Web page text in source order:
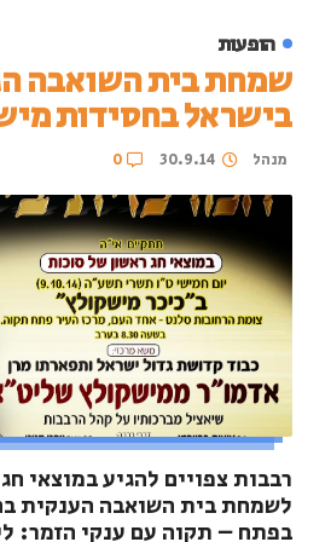
הופעות
שמחת בית השואבה
בישראל בחסידות
מנהל 30.9.14
0
רבבות צפויים להגיע במוצאי
לשמחת בית השואבה הענקית
בפתח – תקוה עם ענקי הזמר: